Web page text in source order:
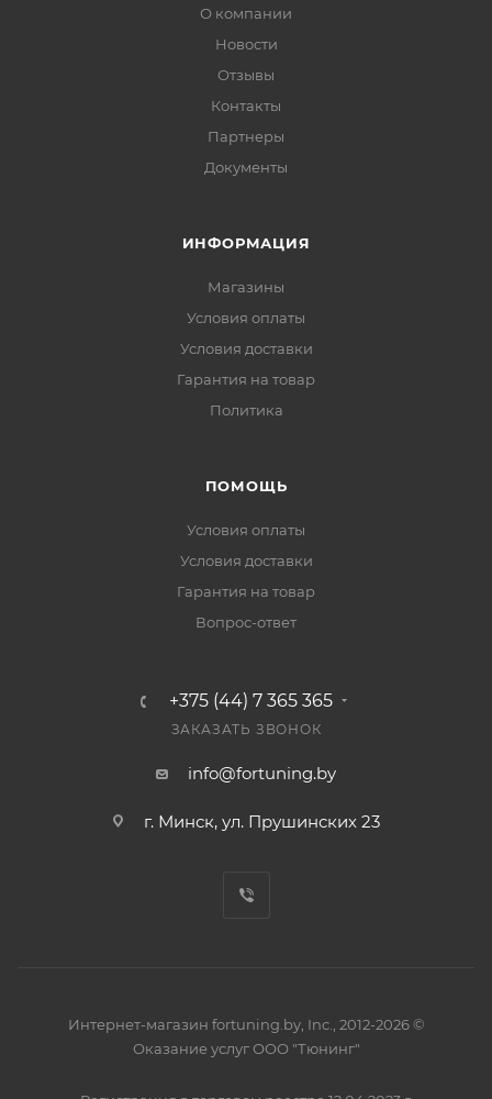
О компании
Новости
Отзывы
Контакты
Партнеры
Документы
ИНФОРМАЦИЯ
Магазины
Условия оплаты
Условия доставки
Гарантия на товар
Политика
ПОМОЩЬ
Условия оплаты
Условия доставки
Гарантия на товар
Вопрос-ответ
+375 (44) 7 365 365
ЗАКАЗАТЬ ЗВОНОК
info@fortuning.by
г. Минск, ул. Прушинских 23
Интернет-магазин fortuning.by, Inc., 2012-2026 ©
Оказание услуг ООО "Тюнинг"